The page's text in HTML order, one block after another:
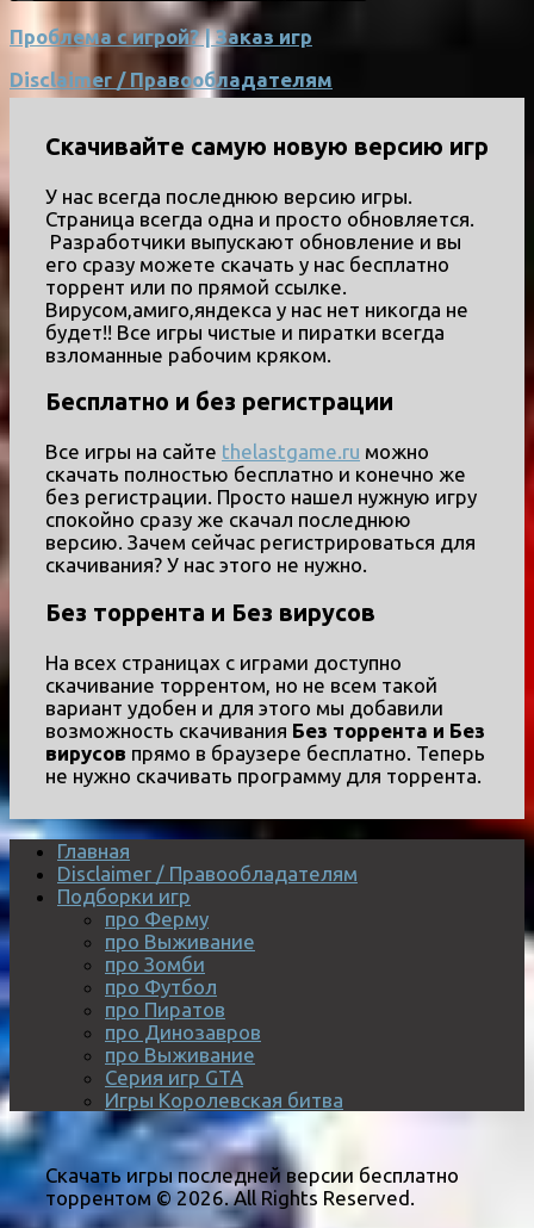
Проблема с игрой? | Заказ игр
Disclaimer / Правообладателям
Скачивайте самую новую версию игр
У нас всегда последнюю версию игры.
Страница всегда одна и просто обновляется.
Разработчики выпускают обновление и вы
его сразу можете скачать у нас бесплатно
торрент или по прямой ссылке.
Вирусом,амиго,яндекса у нас нет никогда не
будет!! Все игры чистые и пиратки всегда
взломанные рабочим кряком.
Бесплатно и без регистрации
Все игры на сайте thelastgame.ru можно
скачать полностью бесплатно и конечно же
без регистрации. Просто нашел нужную игру
спокойно сразу же скачал последнюю
версию. Зачем сейчас регистрироваться для
скачивания? У нас этого не нужно.
Без торрента и Без вирусов
На всех страницах с играми доступно
скачивание торрентом, но не всем такой
вариант удобен и для этого мы добавили
возможность скачивания Без торрента и Без
вирусов прямо в браузере бесплатно. Теперь
не нужно скачивать программу для торрента.
Главная
Disclaimer / Правообладателям
Подборки игр
про Ферму
про Выживание
про Зомби
про Футбол
про Пиратов
про Динозавров
про Выживание
Серия игр GTA
Игры Королевская битва
Скачать игры последней версии бесплатно
торрентом © 2026. All Rights Reserved.